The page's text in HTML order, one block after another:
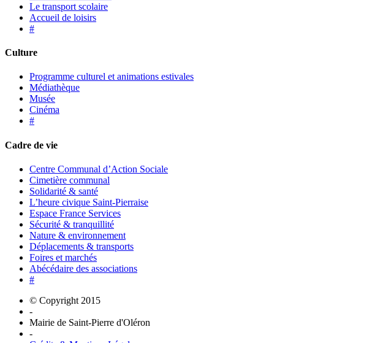
Le transport scolaire
Accueil de loisirs
#
Culture
Programme culturel et animations estivales
Médiathèque
Musée
Cinéma
#
Cadre de vie
Centre Communal d’Action Sociale
Cimetière communal
Solidarité & santé
L’heure civique Saint-Pierraise
Espace France Services
Sécurité & tranquillité
Nature & environnement
Déplacements & transports
Foires et marchés
Abécédaire des associations
#
© Copyright 2015
-
Mairie de Saint-Pierre d'Oléron
-